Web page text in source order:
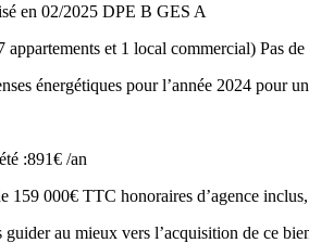
en 02/2025 DPE B GES A
appartements et 1 local commercial) Pas
énergétiques pour l’année 2024 pour
:891€ /an
159 000€ TTC honoraires d’agence
au mieux vers l’acquisition de ce